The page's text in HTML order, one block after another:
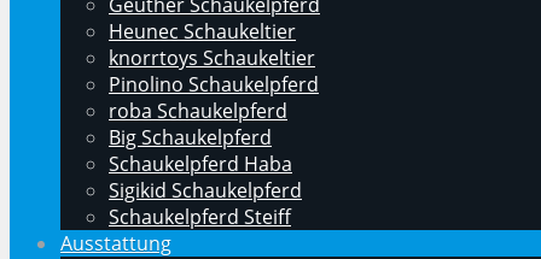
Heunec Schaukeltier
knorrtoys Schaukeltier
Pinolino Schaukelpferd
roba Schaukelpferd
Big Schaukelpferd
Schaukelpferd Haba
Sigikid Schaukelpferd
Schaukelpferd Steiff
Ausstattung